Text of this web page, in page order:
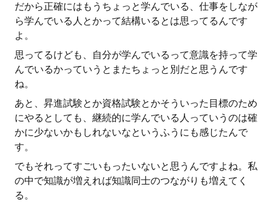
だから正確にはもうちょっと学んでいる、仕事をしなが
ら学んでいる人とかって結構いるとは思ってるんです
よ。
思ってるけども、自分が学んでいるって意識を持って学
んでいるかっていうとまたちょっと別だと思うんです
ね。
あと、昇進試験とか資格試験とかそういった目標のため
にやるとしても、継続的に学んでいる人っていうのは確
かに少ないかもしれないなというふうにも感じたんで
す。
でもそれってすごいもったいないと思うんですよね。私
の中で知識が増えれば知識同士のつながりも増えてく
る。